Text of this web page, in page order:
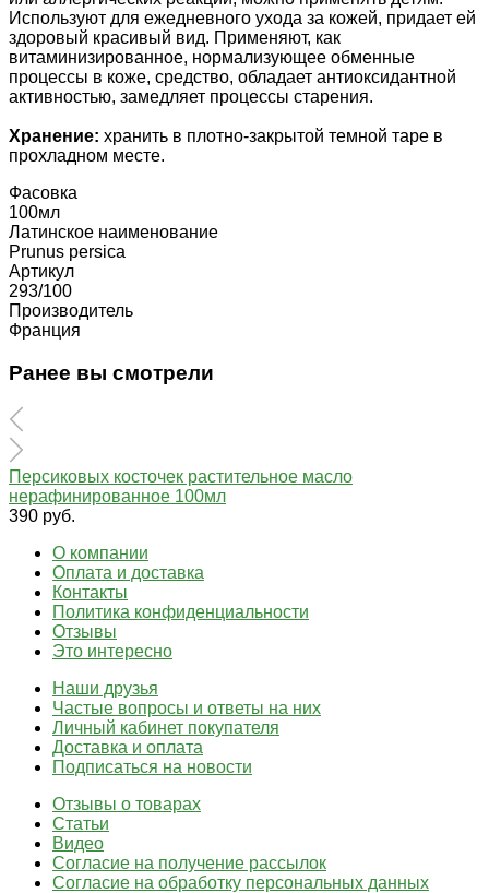
Используют для ежедневного ухода за кожей, придает ей
здоровый красивый вид. Применяют, как
витаминизированное, нормализующее обменные
процессы в коже, средство, обладает антиоксидантной
активностью, замедляет процессы старения.
Хранение: хранить в плотно-закрытой темной таре в
прохладном месте.
Фасовка
100мл
Латинское наименование
Prunus persica
Артикул
293/100
Производитель
Франция
Ранее вы смотрели
Персиковых косточек растительное масло
нерафинированное 100мл
390 руб.
О компании
Оплата и доставка
Контакты
Политика конфиденциальности
Отзывы
Это интересно
Наши друзья
Частые вопросы и ответы на них
Личный кабинет покупателя
Доставка и оплата
Подписаться на новости
Отзывы о товарах
Статьи
Видео
Согласие на получение рассылок
Согласие на обработку персональных данных